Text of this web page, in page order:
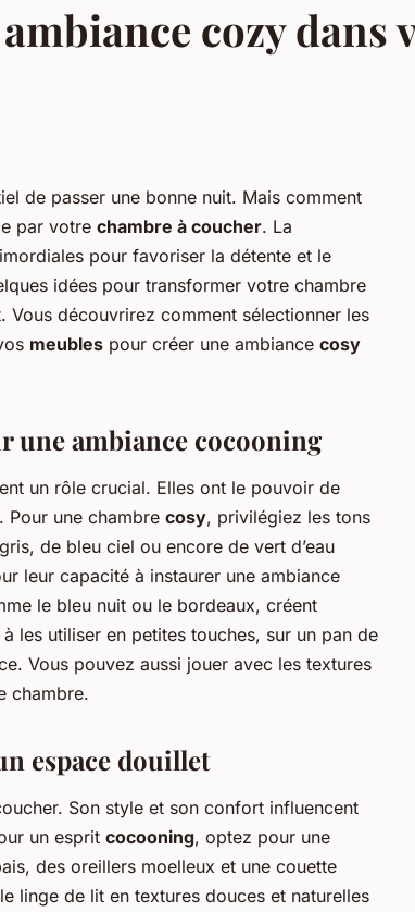
cozy dans
de passer une bonne nuit. Mais comment
par votre chambre à coucher. La
pour favoriser la détente et le
idées pour transformer votre chambre
découvrirez comment sélectionner les
meubles pour créer une ambiance cosy
une ambiance cocooning
un rôle crucial. Elles ont le pouvoir de
Pour une chambre cosy, privilégiez les tons
de bleu ciel ou encore de vert d’eau
leur capacité à instaurer une ambiance
le bleu nuit ou le bordeaux, créent
les utiliser en petites touches, sur un pan de
Vous pouvez aussi jouer avec les textures
chambre.
espace douillet
Son style et son confort influencent
un esprit cocooning, optez pour une
des oreillers moelleux et une couette
linge de lit en textures douces et naturelles